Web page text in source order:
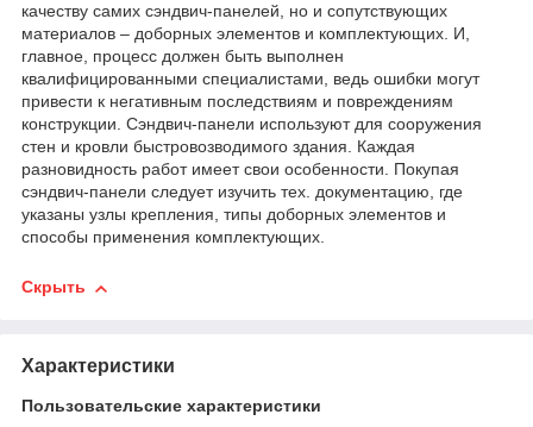
качеству самих сэндвич-панелей, но и сопутствующих
материалов – доборных элементов и комплектующих. И,
главное, процесс должен быть выполнен
квалифицированными специалистами, ведь ошибки могут
привести к негативным последствиям и повреждениям
конструкции. Сэндвич-панели используют для сооружения
стен и кровли быстровозводимого здания. Каждая
разновидность работ имеет свои особенности. Покупая
сэндвич-панели следует изучить тех. документацию, где
указаны узлы крепления, типы доборных элементов и
способы применения комплектующих.
Скрыть
Характеристики
Пользовательские характеристики